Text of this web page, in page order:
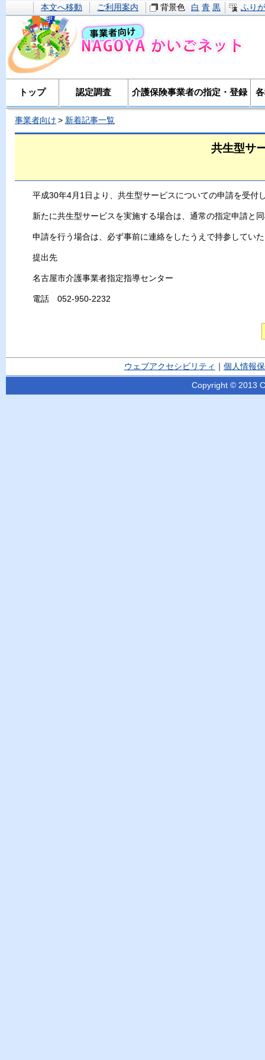
本文へ移動 ご利用案内 背景色 白 青 黒 ふり
トップ 認定調査 介護保険事業者の指定・登録
事業者向け 新着記事一覧
共生型サ
平成30年4月1日より、共生型サービスについての申請を受付
新たに共生型サービスを実施する場合は、通常の指定申請と
申請を行う場合は、必ず事前に連絡をしたうえで持参してい
提出先
名古屋市介護事業者指定指導センター
電話 052-950-2232
ウェブアクセシビリティ 個人情報
Copyright © 2013